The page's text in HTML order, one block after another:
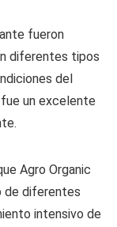
fueron
diferentes tipos
del
fue un excelente
Agro Organic
de diferentes
intensivo de